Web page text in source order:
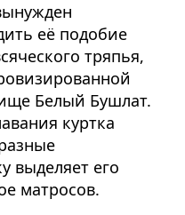
её подобие
тряпья,
Белый Бушлат.
куртка
выделяет его
матросов.